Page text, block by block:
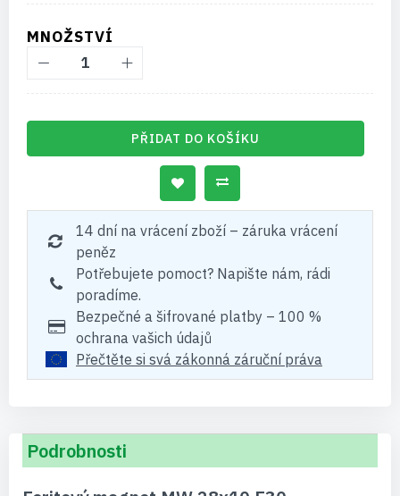
MNOŽSTVÍ
PŘIDAT DO KOŠÍKU
14 dní na vrácení zboží – záruka vrácení
peněz
Potřebujete pomoct? Napište nám, rádi
poradíme.
Bezpečné a šifrované platby – 100 %
ochrana vašich údajů
Přečtěte si svá zákonná záruční práva
Podrobnosti